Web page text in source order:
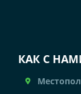
КАК С